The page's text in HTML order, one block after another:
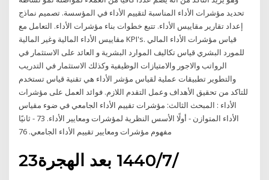
تحديد مؤشرات الأداء المناسبة لتقييم الأداء في المؤسسة. تصميم نماذج
إعداد تقارير مقاييس الأداء. تتبع خطوات بناء مؤشرات الأداء. التعامل مع
مقاييس الأداء المالية وغير المالية KPI's. قياس مؤشرات الأداء المالي
للمورد البشري قياس تكاليف الموارد البشرية و العائد على الاستثمار في
الرواتب والاجور والامتيازات الوظيفية وكذلك الاستثمار في التدريب
والتطوير تطبيقات عملية لقياس مؤشر الأداء هي تقنية قياس تستخدم
للتاكد من تحقيق الأهداف وعمل التقدم اللازم. فوائد العمل على مؤشرات
الأداء : المبحث الثالث: مؤشرات تقييم الأداء الجامعي في ضوء مقياس
الأداء المتوازن - أولًا الأسس النظرية لمؤشرات ومعايير الأداء. 73 - ثانيًا
مفهوم مؤشرات ومعايير تقييم الأداء الجامعي. 76
23‏‏/7‏‏/1440 بعد الهجرة